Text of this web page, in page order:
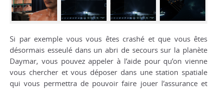
Si par exemple vous vous êtes crashé et que vous êtes
désormais esseulé dans un abri de secours sur la planète
Daymar, vous pouvez appeler à l’aide pour qu’on vienne
vous chercher et vous déposer dans une station spatiale
qui vous permettra de pouvoir faire jouer l’assurance et